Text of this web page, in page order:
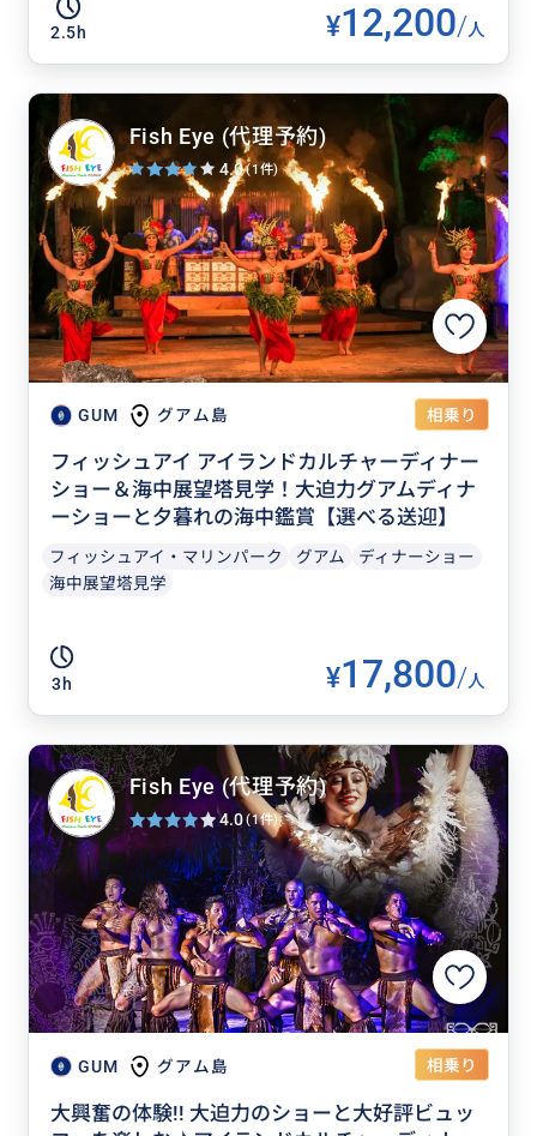
2.5h ¥12,200/人
GUM グアム島 相乗り
フィッシュアイ アイランドカルチャーディナー
ショー＆海中展望塔見学！大迫力グアムディナ
ーショーと夕暮れの海中鑑賞【選べる送迎】
フィッシュアイ・マリンパーク グアム
ディナーショー
海中展望塔見学
3h ¥17,800/人
Fish Eye (代理予約)
4.0(1件)
GUM グアム島 相乗り
大興奮の体験!! 大迫力のショーと大好評ビュッ
Fish Eye (代理予約)
4.0(1件)